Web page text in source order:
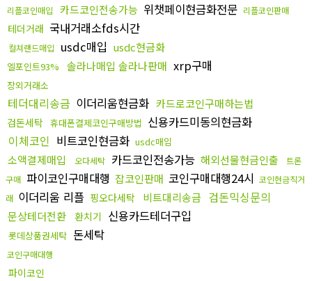
리플코인매입 카드코인전송가능 위챗페이현금화전문 리플코인판매
테더거래 국내거래소fds시간
컬쳐랜드매입 usdc매입 usdc현금화
엘포인트93% 솔라나매입 솔라나판매 xrp구매
장외거래소
테더대리송금 이더리움현금화 카드로코인구매하는법
검돈세탁 휴대폰결제코인구매방법 신용카드미동의현금화
이체코인 비트코인현금화 usdc매입
소액결제매입 오다세탁 카드코인전송가능 해외선물현금인출
트론
구매 파이코인구매대행 잡코인판매 코인구매대행24시 코인현금직거
래 이더리움 리플 핑오다세탁 비트대리송금 검돈믹싱문의
문상테더전환 환치기 신용카드테더구입
롯데상품권세탁 돈세탁
코인구매대행
파이코인